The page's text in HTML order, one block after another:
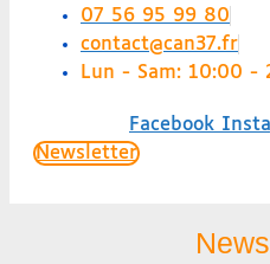
07 56 95 99 80
contact@can37.fr
Lun - Sam: 10:00 -
Facebook
Newsletter